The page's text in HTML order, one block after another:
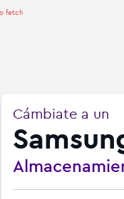
fetch
Cámbiate a un